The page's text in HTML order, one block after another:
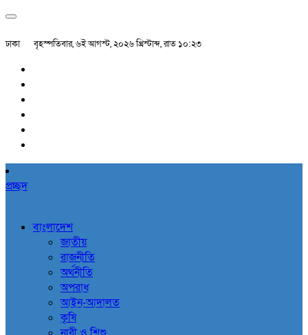
ঢাকা বৃহস্পতিবার, ৬ই আগস্ট, ২০২৬ খ্রিস্টাব্দ, রাত ১০:২৩
প্রচ্ছদ
বাংলাদেশ
জাতীয়
রাজনীতি
অর্থনীতি
অপরাধ
আইন-আদালত
কৃষি